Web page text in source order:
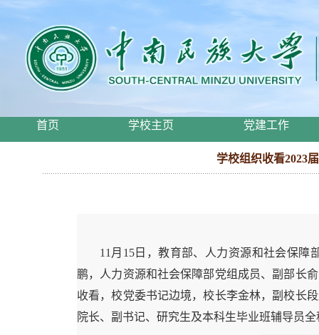
首页 学校主页 党建工作
学校组织收看2023
11月15日，教育部、人力资源和社会保障
鹏，人力资源和社会保障部党组成员、副部长
收看，校党委书记边境，校长李金林，副校长
院长、副书记、研究生及本科生毕业班辅导员